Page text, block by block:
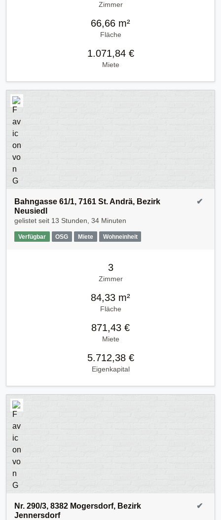
Zimmer
66,66 m²
Fläche
1.071,84 €
Miete
Bahngasse 61/1, 7161 St. Andrä, Bezirk
Neusiedl
gelistet seit 13 Stunden, 34 Minuten
Verfügbar OSG Miete Wohneinheit
✔
3
Zimmer
84,33 m²
Fläche
871,43 €
Miete
5.712,38 €
Eigenkapital
Nr. 290/3, 8382 Mogersdorf, Bezirk
Jennersdorf
✔